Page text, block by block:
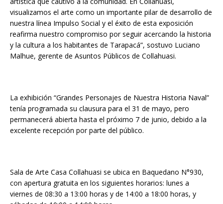
visualizamos el arte como un importante pilar de desarrollo de
nuestra línea Impulso Social y el éxito de esta exposición
reafirma nuestro compromiso por seguir acercando la historia
y la cultura a los habitantes de Tarapacá”, sostuvo Luciano
Malhue, gerente de Asuntos Públicos de Collahuasi.
La exhibición “Grandes Personajes de Nuestra Historia Naval”
tenía programada su clausura para el 31 de mayo, pero
permanecerá abierta hasta el próximo 7 de junio, debido a la
excelente recepción por parte del público.
Sala de Arte Casa Collahuasi se ubica en Baquedano N°930,
con apertura gratuita en los siguientes horarios: lunes a
viernes de 08:30 a 13:00 horas y de 14:00 a 18:00 horas, y